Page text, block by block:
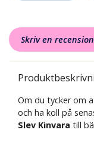
Skriv en recension
Om du tycker om
och ha koll på
Slev Kinvara till